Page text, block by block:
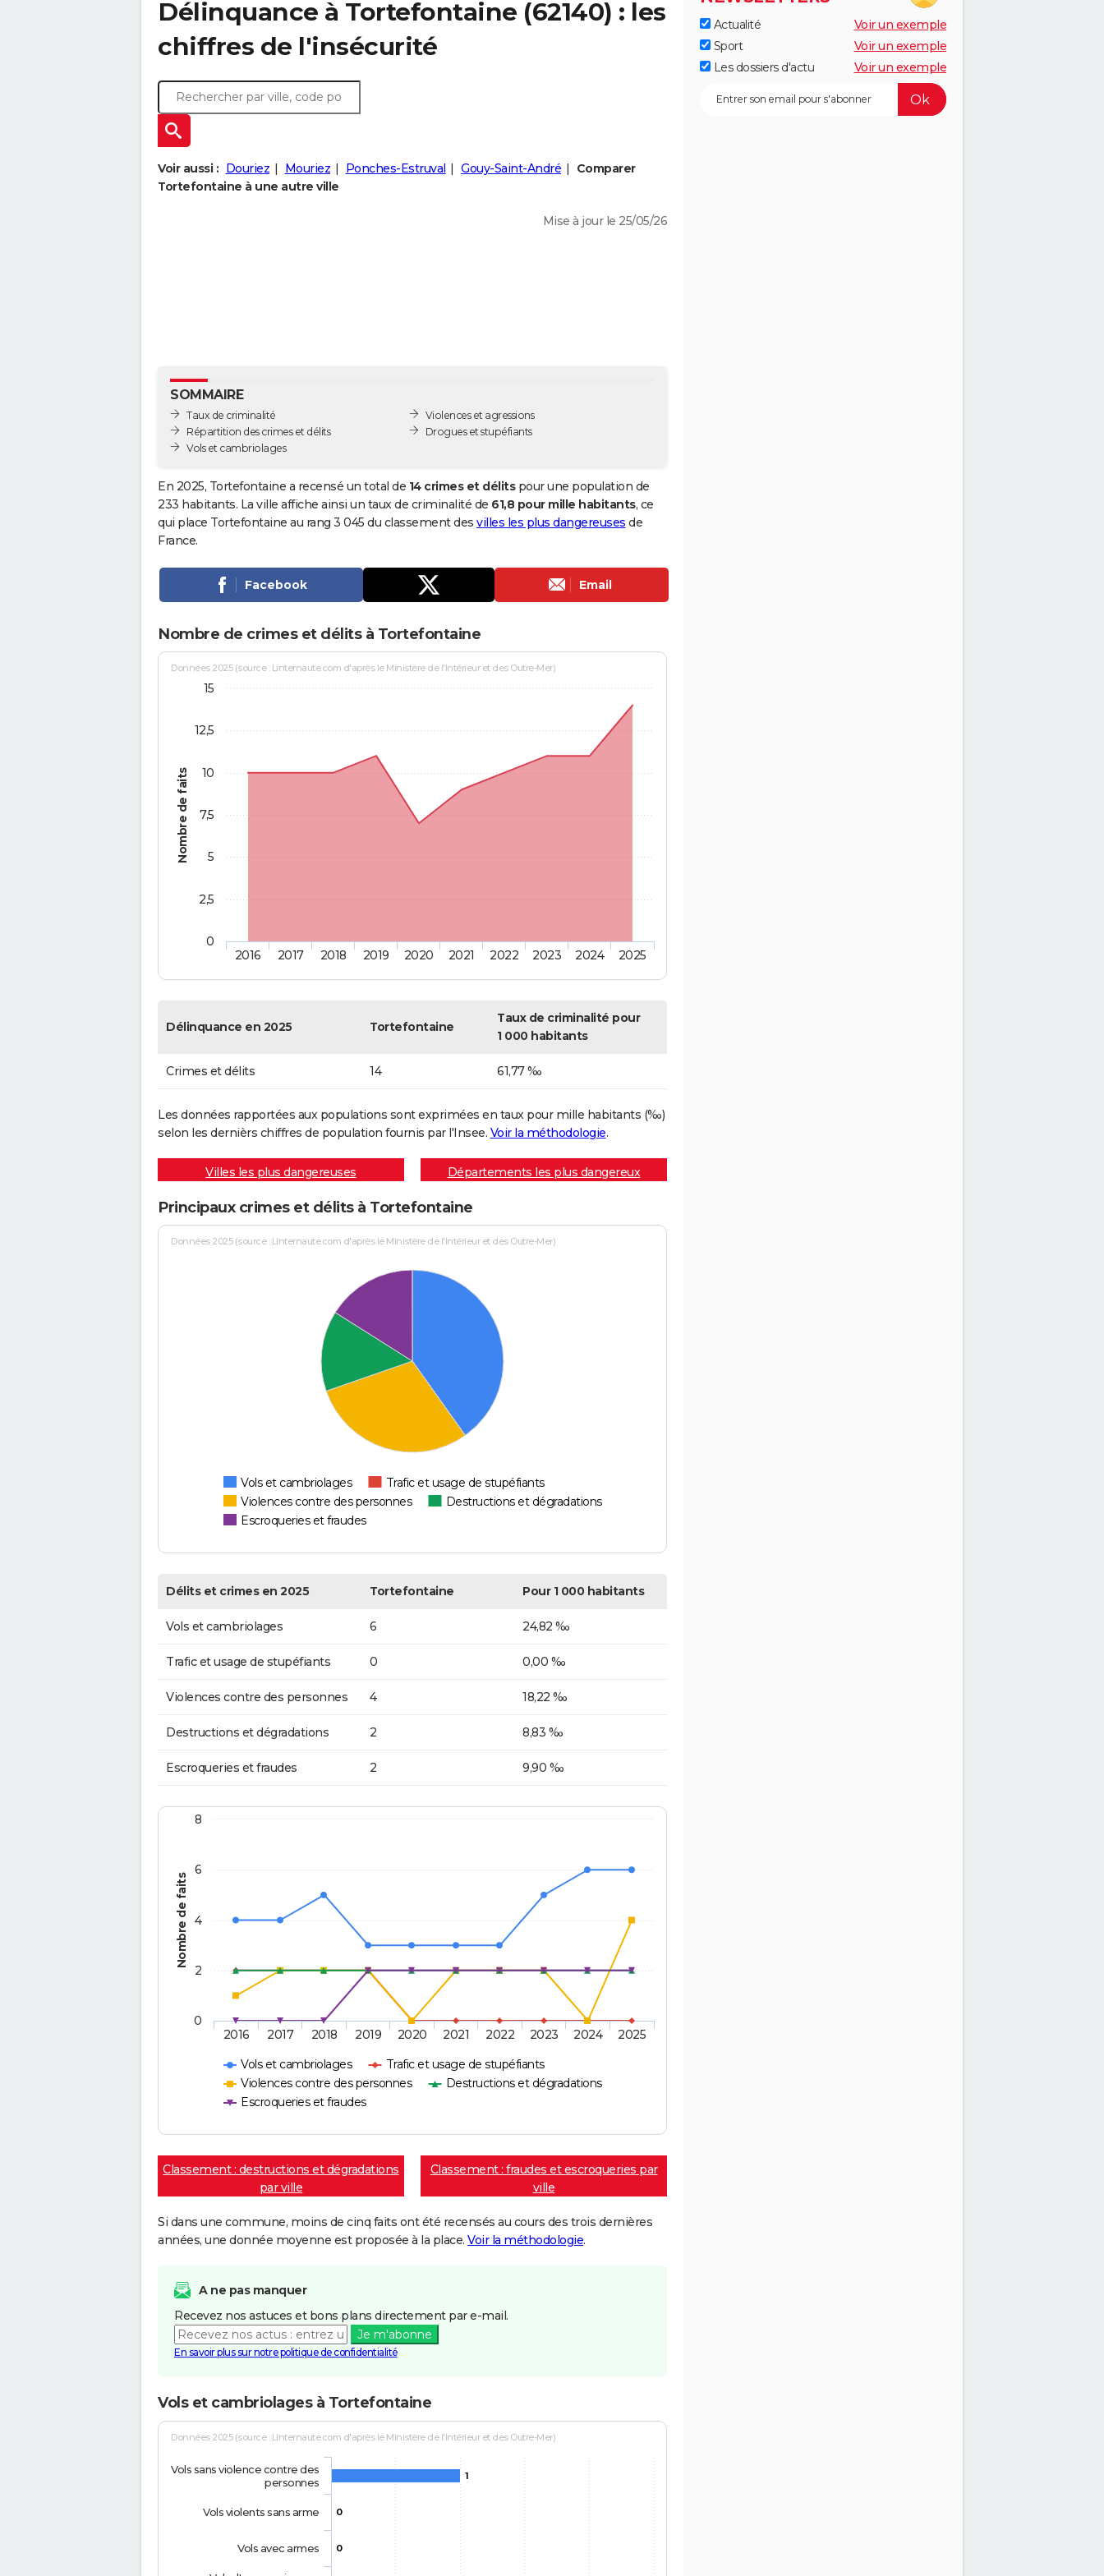
Délinquance à Tortefontaine (62140) : les
chiffres de l'insécurité
Voir aussi : Douriez Mouriez Ponches-Estruval Gouy-Saint-André
Comparer
Tortefontaine à une autre ville
Mise à jour le 25/05/26
SOMMAIRE
Taux de criminalité
Répartition des crimes et délits
Vols et cambriolages
Violences et agressions
Drogues et stupéfiants
En 2025, Tortefontaine a recensé un total de 14 crimes et délitspour une population de
233 habitants. La ville affiche ainsi un taux de criminalité de 61,8 pour mille habitants, ce
qui place Tortefontaine au rang 3 045 du classement des villes les plus dangereuses de
France.
Facebook Email
Nombre de crimes et délits à Tortefontaine
Nombre de faits
Données 2025 (source : Linternaute.com d'après le Ministère de l'Intérieur et des Outre-Mer)
2016 2017 2018 2019 2020 2021 2022 2023 2024 2025
0
2,5
5
7,5
10
12,5
15
Délinquance en 2025 Tortefontaine
Taux de criminalité pour
1 000 habitants
Crimes et délits 14 61,77 ‰
Les données rapportées aux populations sont exprimées en taux pour mille habitants (‰)
selon les dernièrs chiffres de population fournis par l'Insee. Voir la méthodologie.
Villes les plus dangereuses Départements les plus dangereux
Principaux crimes et délits à Tortefontaine
Données 2025 (source : Linternaute.com d'après le Ministère de l'Intérieur et des Outre-Mer)
Vols et cambriolages
Trafic et usage de stupéfiants
Violences contre des personnes
Destructions et dégradations
Escroqueries et fraudes
Délits et crimes en 2025 Tortefontaine Pour 1 000 habitants
Vols et cambriolages 6 24,82 ‰
Trafic et usage de stupéfiants 0 0,00 ‰
Violences contre des personnes 4 18,22 ‰
Destructions et dégradations 2 8,83 ‰
Escroqueries et fraudes 2 9,90 ‰
Nombre de faits
Vols et cambriolages
Trafic et usage de stupéfiants
Violences contre des personnes
Destructions et dégradations
Escroqueries et fraudes
2016 2017 2018 2019 2020 2021 2022 2023 2024 2025
0
2
4
6
8
Classement : destructions et dégradations
par ville
Classement : fraudes et escroqueries par
ville
Si dans une commune, moins de cinq faits ont été recensés au cours des trois dernières
années, une donnée moyenne est proposée à la place. Voir la méthodologie.
A ne pas manquer
Recevez nos astuces et bons plans directement par e-mail.
Je m'abonne
En savoir plus sur notre politique de confidentialité
Vols et cambriolages à Tortefontaine
Données 2025 (source : Linternaute.com d'après le Ministère de l'Intérieur et des Outre-Mer)
1
0
0
Vols sans violence contre des
personnes
Vols violents sans arme
Vols avec armes
Actualité
Voir un exemple
Sport
Voir un exemple
Les dossiers d'actu
Voir un exemple